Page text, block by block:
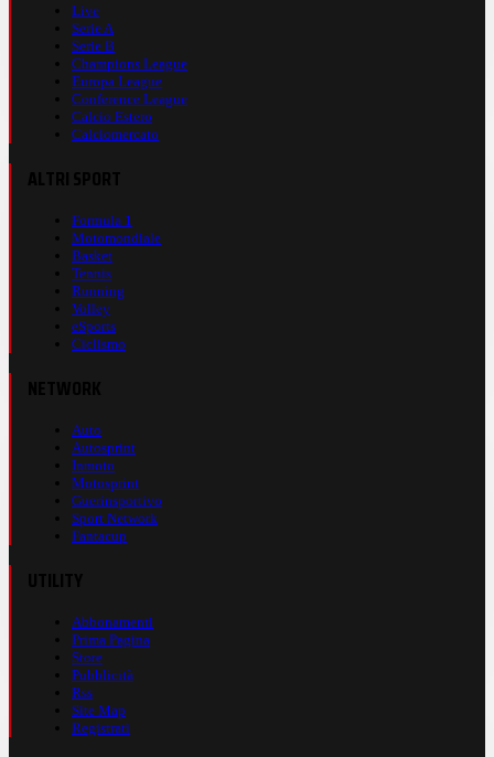
Live
Serie A
Serie B
Champions League
Europa League
Conference League
Calcio Estero
Calciomercato
Formula 1
Motomondiale
Basket
Tennis
Running
Volley
eSports
Ciclismo
Auto
Autosprint
Inmoto
Motosprint
Guerinsportivo
Sport Network
Fantacup
Abbonamenti
Prima Pagina
Store
Pubblicità
Rss
Site Map
Registrati